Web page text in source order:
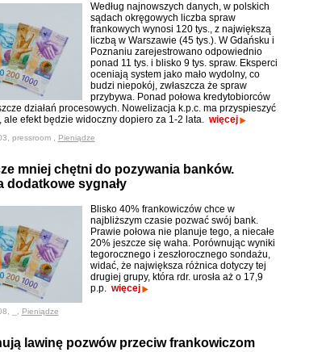
Według najnowszych danych, w polskich
sądach okręgowych liczba spraw
frankowych wynosi 120 tys., z największą
liczbą w Warszawie (45 tys.). W Gdańsku i
Poznaniu zarejestrowano odpowiednio
ponad 11 tys. i blisko 9 tys. spraw. Eksperci
oceniają system jako mało wydolny, co
budzi niepokój, zwłaszcza że spraw
przybywa. Ponad połowa kredytobiorców
działań procesowych. Nowelizacja k.p.c. ma przyspieszyć
ale efekt będzie widoczny dopiero za 1-2 lata. więcej
pressroom , Pieniądze
mniej chętni do pozywania banków.
dodatkowe sygnały
Blisko 40% frankowiczów chce w
najbliższym czasie pozwać swój bank.
Prawie połowa nie planuje tego, a niecałe
20% jeszcze się waha. Porównując wyniki
tegorocznego i zeszłorocznego sondażu,
widać, że największa różnica dotyczy tej
drugiej grupy, która rdr. urosła aż o 17,9
p.p. więcej
_, Pieniądze
lawinę pozwów przeciw frankowiczom